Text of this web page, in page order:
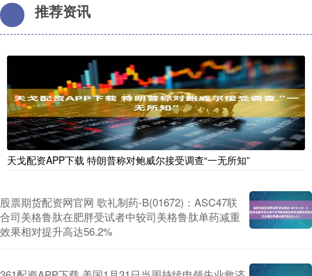
推荐资讯
天戈配资APP下载 特朗普称对鲍威尔接受调查“一无所知”
股票期货配资网官网 歌礼制药-B(01672)：ASC47联
合司美格鲁肽在肥胖受试者中较司美格鲁肽单药减重
效果相对提升高达56.2%